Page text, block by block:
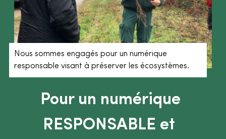
Nous sommes engagés pour un numérique
responsable visant à préserver les écosystèmes.
Pour un numérique
RESPONSABLE et